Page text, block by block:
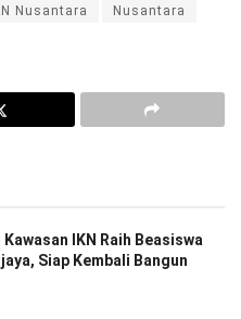
Nusantara Nusantara
IKN Raih Beasiswa
Siap Kembali Bangun